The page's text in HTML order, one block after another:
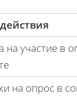
на участие в
на опрос в